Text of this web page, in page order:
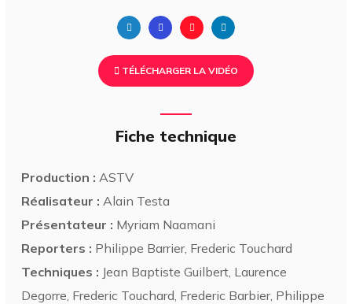
TÉLÉCHARGER LA VIDÉO
Fiche technique
Production : ASTV
Réalisateur : Alain Testa
Présentateur : Myriam Naamani
Reporters : Philippe Barrier, Frederic Touchard
Techniques : Jean Baptiste Guilbert, Laurence
Degorre, Frederic Touchard, Frederic Barbier, Philippe